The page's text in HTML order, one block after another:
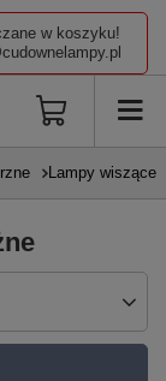
w koszyku!
Lampy wiszące